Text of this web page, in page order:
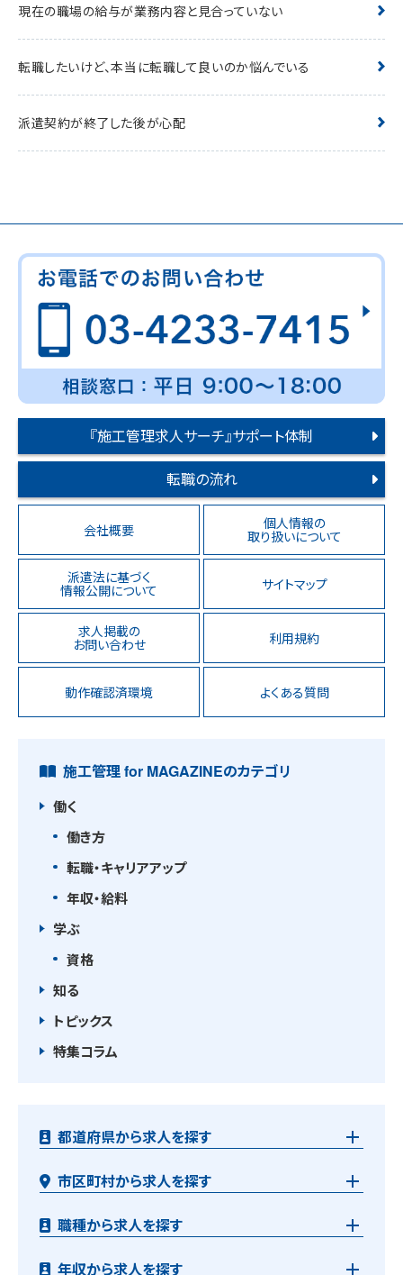
現在の職場の給与が業務内容と見合っていない
転職したいけど、本当に転職して良いのか悩んでいる
派遣契約が終了した後が心配
『施工管理求人サーチ』サポート体制
転職の流れ
会社概要 個人情報の
取り扱いについて
派遣法に基づく
情報公開について サイトマップ
求人掲載の
お問い合わせ 利用規約
動作確認済環境 よくある質問
施工管理 for MAGAZINEのカテゴリ
働く
働き方
転職・キャリアアップ
年収・給料
学ぶ
資格
知る
トピックス
特集コラム
都道府県から求人を探す
市区町村から求人を探す
職種から求人を探す
年収から求人を探す